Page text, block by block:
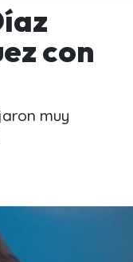
con
muy